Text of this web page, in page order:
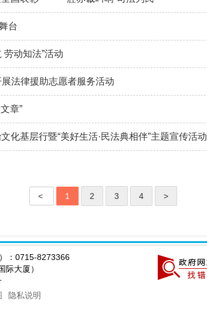
台
劳动知法”活动
法律援助志愿者服务活动
章”
化基层行暨“美好生活·民法典相伴”主题宣传活动
< 1 2 3 4 >
：0715-8273366
际大厦）
隐私说明